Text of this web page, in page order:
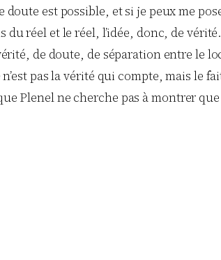
doute est possible, et si je peux me
réel et le réel, l’idée, donc, de vérité.
de doute, de séparation entre le
pas la vérité qui compte, mais le
Plenel ne cherche pas à montrer